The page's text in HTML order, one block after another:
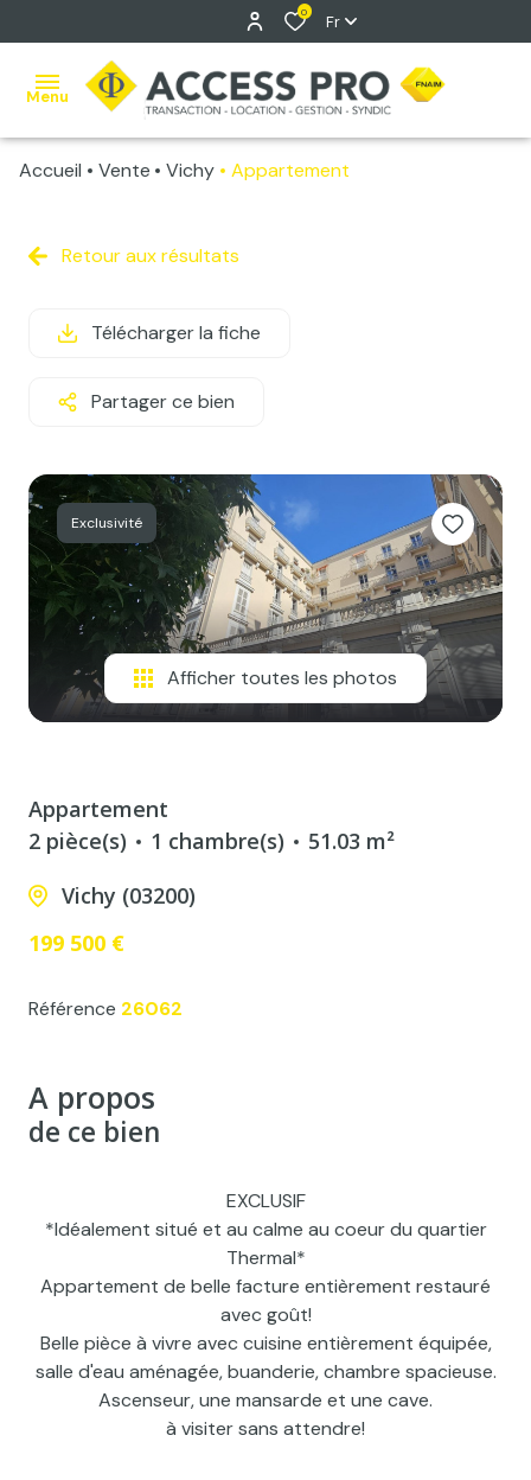
0 Fr
Menu
ventes
Vente
Vente
Pro
estimation
gestion
contact
Accueil Vente Vichy Appartement
Retour aux résultats
Télécharger la fiche
Partager ce bien
Exclusivité
Afficher toutes les photos
Appartement
2 pièce(s)
1 chambre(s)
51.03 m²
Vichy (03200)
199 500 €
Référence 26062
A propos
de ce bien
EXCLUSIF
*Idéalement situé et au calme au coeur du quartier
Thermal*
Appartement de belle facture entièrement restauré
avec goût!
Belle pièce à vivre avec cuisine entièrement équipée,
salle d'eau aménagée, buanderie, chambre spacieuse.
Ascenseur, une mansarde et une cave.
à visiter sans attendre!